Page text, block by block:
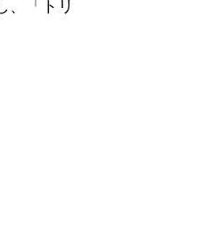
、「トリ